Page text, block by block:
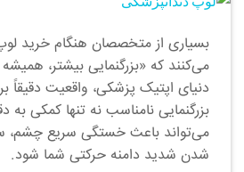
بسیاری از متخصصان هنگام خرید
می‌کنند که «بزرگنمایی بیشتر،
دنیای اپتیک پزشکی، واقعیت
بزرگنمایی نامناسب نه تنها کمکی به
می‌تواند باعث خستگی سریع چشم،
شدن شدید دامنه حرکتی شما شود.